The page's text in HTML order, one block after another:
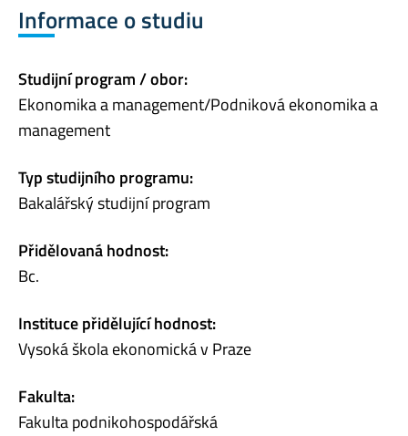
Informace o studiu
Studijní program / obor:
Ekonomika a management/Podniková ekonomika a
management
Typ studijního programu:
Bakalářský studijní program
Přidělovaná hodnost:
Bc.
Instituce přidělující hodnost:
Vysoká škola ekonomická v Praze
Fakulta:
Fakulta podnikohospodářská